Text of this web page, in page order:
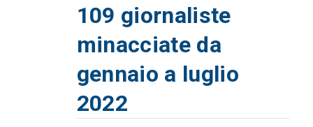
109 giornaliste
minacciate da
gennaio a luglio
2022